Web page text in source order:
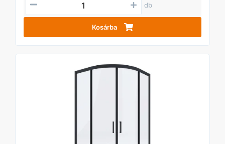
db
Kosárba